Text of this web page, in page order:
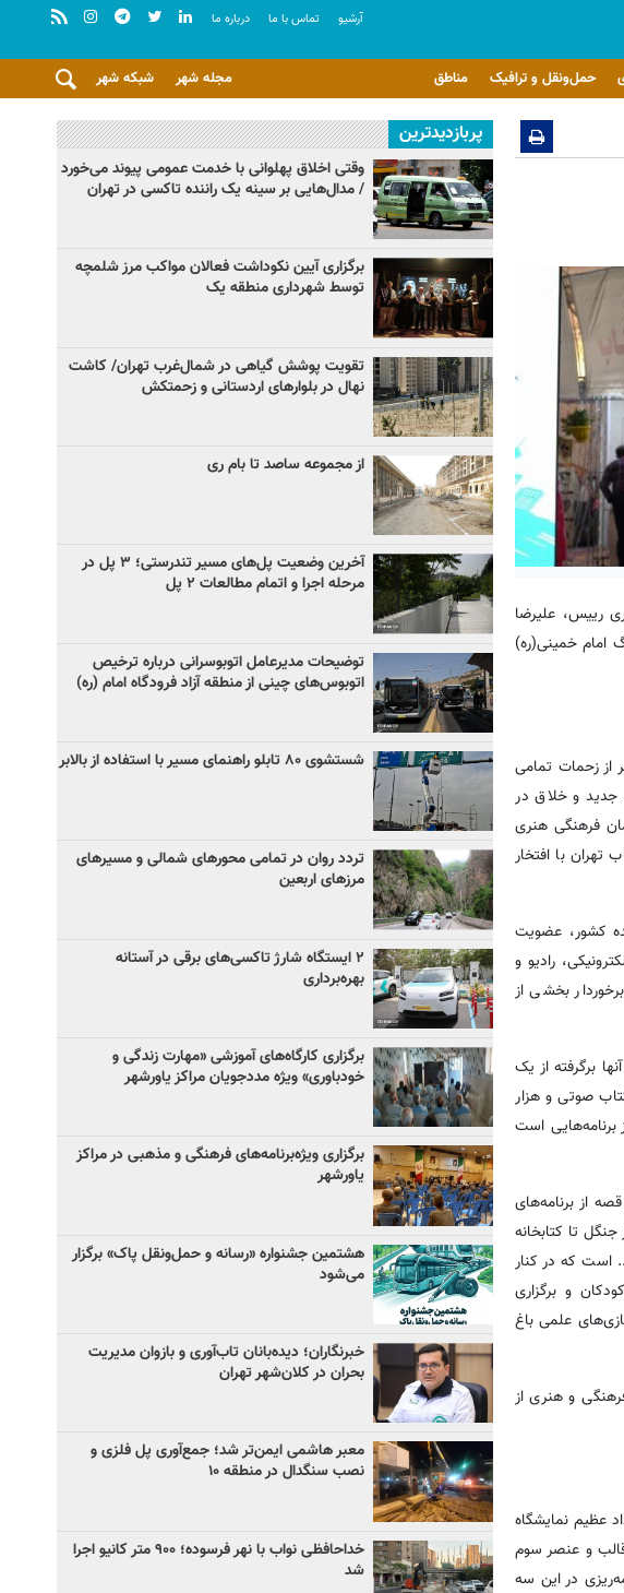
آرشيو تماس با ما درباره ما
حمل‌ونقل و ترافیک مناطق شبکه شهر مجله شهر
رییس، علیرضا
امام خمینی(ره)
از زحمات تمامی
یازدهمین فرهنگ‌سرای کتاب با بیش از ۲۰ برنامه متنوع، جدید و خلاق در
فرهنگی هنری
نمایشگاه بین‌المللی کتاب تهران با افتخار
کشور، عضویت
دیجیتال با بیش از ۷۰۰ هزار نسخه کتاب الکترونیکی، رادیو و
بخشی از
برگرفته از یک
خدمات ویژه به نابینایان با مجموعه‌ای بالغ بر ۹ هزار عنوان کتاب صوتی و هزار
در باشگاه کتاب ۱۰۰ تایی‌ها بخشی دیگر از برنامه‌هایی است
از برنامه‌های
تا کتابخانه
است که در کنار
و برگزاری
علمی باغ
و هنری از
عظیم نمایشگاه
و عنصر سوم
در این سه
پربازدیدترین
وقتی اخلاق پهلوانی با خدمت عمومی پیوند می‌خورد
/ مدال‌هایی بر سینه یک راننده تاکسی در تهران
برگزاری آیین نکوداشت فعالان مواکب مرز شلمچه
توسط شهرداری منطقه یک
تقویت پوشش گیاهی در شمال‌غرب تهران/ کاشت
نهال در بلوارهای اردستانی و زحمتکش
از مجموعه ساصد تا بام ری
آخرین وضعیت پل‌های مسیر تندرستی؛ ۳ پل در
مرحله اجرا و اتمام مطالعات ۲ پل
توضیحات مدیرعامل اتوبوسرانی درباره ترخیص
اتوبوس‌های چینی از منطقه آزاد فرودگاه امام (ره)
شستشوی ۸۰ تابلو راهنمای مسیر با استفاده از بالابر
تردد روان در تمامی محورهای شمالی و مسیرهای
مرزهای اربعین
۲ ایستگاه شارژ تاکسی‌های برقی در آستانه
بهره‌برداری
برگزاری کارگاه‌های آموزشی «مهارت زندگی و
خودباوری» ویژه مددجویان مراکز یاورشهر
برگزاری ویژه‌برنامه‌های فرهنگی و مذهبی در مراکز
یاورشهر
هشتمین جشنواره «رسانه و حمل‌ونقل پاک» برگزار
می‌شود
خبرنگاران؛ دیده‌بانان تاب‌آوری و بازوان مدیریت
بحران در کلان‌شهر تهران
معبر هاشمی ایمن‌تر شد؛ جمع‌آوری پل فلزی و
نصب سنگدال در منطقه ۱۰
خداحافظی نواب با نهر فرسوده؛ ۹۰۰ متر کانیو اجرا
شد